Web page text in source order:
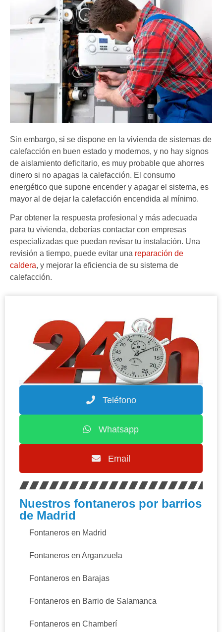
Sin embargo, si se dispone en la vivienda de sistemas de
calefacción en buen estado y modernos, y no hay signos
de aislamiento deficitario, es muy probable que ahorres
dinero si no apagas la calefacción. El consumo
energético que supone encender y apagar el sistema, es
mayor al de dejar la calefacción encendida al mínimo.
Par obtener la respuesta profesional y más adecuada
para tu vivienda, deberías contactar con empresas
especializadas que puedan revisar tu instalación. Una
revisión a tiempo, puede evitar una reparación de
caldera, y mejorar la eficiencia de su sistema de
calefacción.
Teléfono
Whatsapp
Email
Nuestros fontaneros por barrios
de Madrid
Fontaneros en Madrid
Fontaneros en Arganzuela
Fontaneros en Barajas
Fontaneros en Barrio de Salamanca
Fontaneros en Chamberí